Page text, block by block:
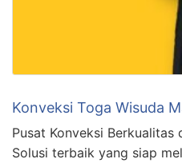
Konveksi Toga Wisuda
Pusat Konveksi Berkualitas
Solusi terbaik yang siap